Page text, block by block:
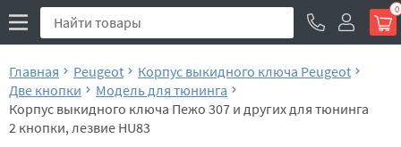
0
Главная Peugeot
Корпус выкидного ключа Peugeot
Две кнопки
Модель для тюнинга
Корпус выкидного ключа Пежо 307 и других для тюнинга
2 кнопки, лезвие HU83